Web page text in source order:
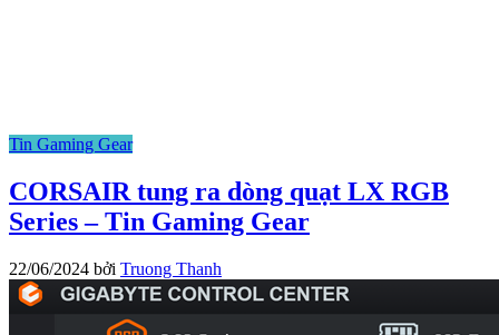
Tin Gaming Gear
CORSAIR tung ra dòng quạt LX RGB
Series – Tin Gaming Gear
22/06/2024 bởi Truong Thanh